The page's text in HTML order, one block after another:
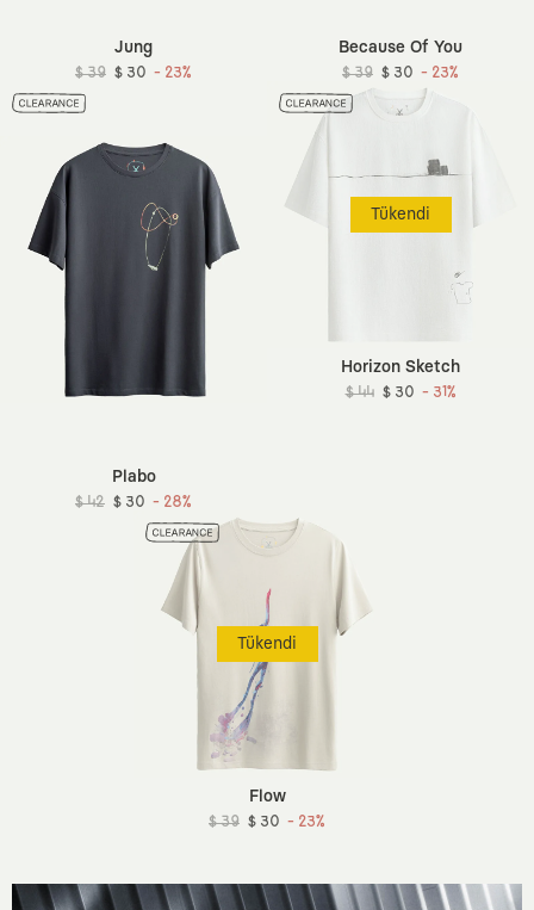
Jung
$ 39 $ 30 - 23%
Because Of You
$ 39 $ 30 - 23%
Plabo
$ 42 $ 30 - 28%
Tükendi
Horizon Sketch
$ 44 $ 30 - 31%
Tükendi
Flow
$ 39 $ 30 - 23%